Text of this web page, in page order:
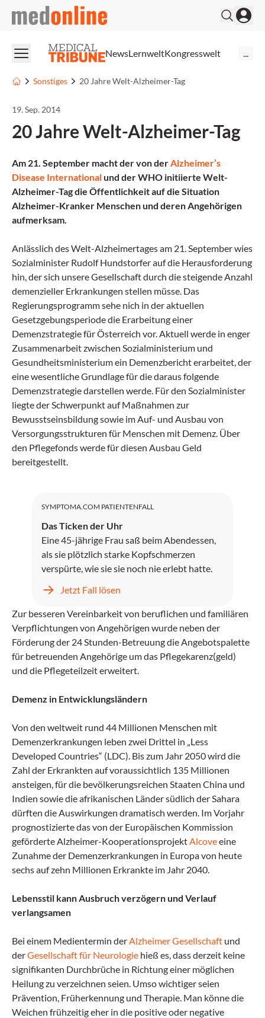
medonline
NewsLernweltKongresswelt
Sonstiges 20 Jahre Welt-Alzheimer-Tag
19. Sep. 2014
20 Jahre Welt-Alzheimer-Tag
Am 21. September macht der von derAlzheimer’s
Disease Internationalund der WHO initiierte Welt-
Alzheimer-Tag die Öffentlichkeit auf die Situation
Alzheimer-Kranker Menschen und deren Angehörigen
aufmerksam.
Anlässlich des Welt-Alzheimertages am 21. September wies
Sozialminister Rudolf Hundstorfer auf die Herausforderung
hin, der sich unsere Gesellschaft durch die steigende Anzahl
demenzieller Erkrankungen stellen müsse. Das
Regierungsprogramm sehe nich in der aktuellen
Gesetzgebungsperiode die Erarbeitung einer
Demenzstrategie für Österreich vor. Aktuell werde in enger
Zusammenarbeit zwischen Sozialministerium und
Gesundheitsministerium ein Demenzbericht erarbeitet, der
eine wesentliche Grundlage für die daraus folgende
Demenzstrategie darstellen werde. Für den Sozialminister
liegte der Schwerpunkt auf Maßnahmen zur
Bewusstseinsbildung sowie im Auf- und Ausbau von
Versorgungsstrukturen für Menschen mit Demenz. Über
den Pflegefonds werde für diesen Ausbau Geld
bereitgestellt.
SYMPTOMA.COM PATIENTENFALL
Das Ticken der Uhr
Eine 45-jährige Frau saß beim Abendessen,
als sie plötzlich starke Kopfschmerzen
verspürte, wie sie sie noch nie erlebt hatte.
Jetzt Fall lösen
Zur besseren Vereinbarkeit von beruflichen und familiären
Verpflichtungen von Angehörigen wurde neben der
Förderung der 24 Stunden-Betreuung die Angebotspalette
für betreuenden Angehörige um das Pflegekarenz(geld)
und die Pflegeteilzeit erweitert.
Demenz in Entwicklungsländern
Von den weltweit rund 44 Millionen Menschen mit
Demenzerkrankungen leben zwei Drittel in „Less
Developed Countries“ (LDC). Bis zum Jahr 2050 wird die
Zahl der Erkrankten auf voraussichtlich 135 Millionen
ansteigen, für die bevölkerungsreichen Staaten China und
Indien sowie die afrikanischen Länder südlich der Sahara
dürften die Auswirkungen dramatisch werden. Im Vorjahr
prognostizierte das von der Europäischen Kommission
geförderte Alzheimer-KooperationsprojektAlcoveeine
Zunahme der Demenzerkrankungen in Europa von heute
sechs auf zehn Millionen Erkrankte im Jahr 2040.
Lebensstil kann Ausbruch verzögern und Verlauf
verlangsamen
Bei einem Medientermin derAlzheimer Gesellschaft und
derGesellschaft für Neurologie hieß es, dass derzeit keine
signifikanten Durchbrüche in Richtung einer möglichen
Heilung zu verzeichnen seien. Umso wichtiger seien
Prävention, Früherkennung und Therapie. Man könne die
Weichen frühzeitig eher in die positive oder negative